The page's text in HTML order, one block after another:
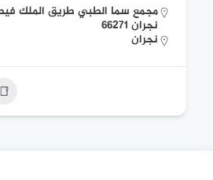
مجمع سما الطبي طريق الملك
نجران 66271
نجران